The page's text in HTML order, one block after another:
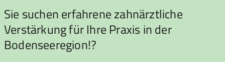
Sie suchen erfahrene zahnärztliche
Verstärkung für Ihre Praxis in der
Bodenseeregion!?